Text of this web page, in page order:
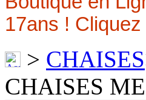
17ans !
> CHAISES
CHAISES